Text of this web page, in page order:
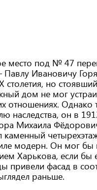
место под № 47
Павлу Ивановичу
столетия, но
дом не мог
отношениях. Однако
наследства, он в
Михаила
каменный
модерн. Он мог бы
Харькова, если бы
привели фасад в
раньше.